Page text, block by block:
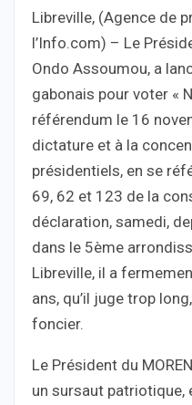
Libreville, (Agence de
l’Info.com) – Le
Ondo Assoumou, a
gabonais pour voter «
référendum le 16
dictature et à la
présidentiels, en se
69, 62 et 123 de la
déclaration, samedi,
dans le 5ème
Libreville, il a
ans, qu’il juge trop
foncier.
Le Président du
un sursaut patriotique,